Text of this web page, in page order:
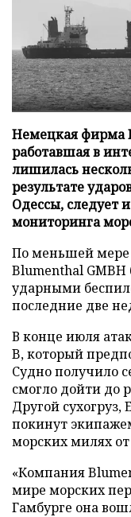
Немецкая фирма
работавшая в
лишилась
результате
Одессы, следует
мониторинга
По меньшей
Blumenthal
ударными
последние две
В конце июля
B, который
Судно получило
смогло дойти до
Другой сухогруз,
покинут
морских милях
«Компания
мире морских
Гамбурге она